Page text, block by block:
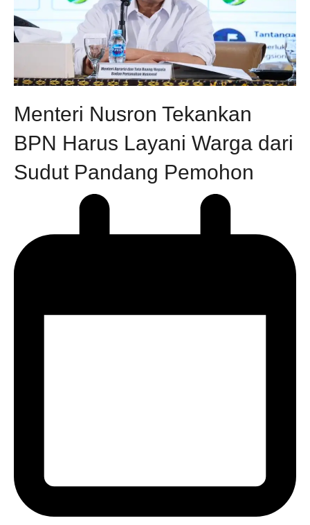
Menteri Nusron Tekankan
BPN Harus Layani Warga dari
Sudut Pandang Pemohon